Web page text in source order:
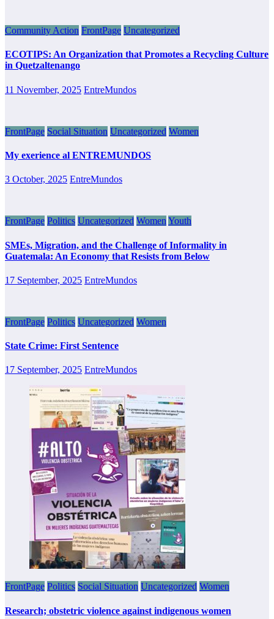
Community Action FrontPage Uncategorized
ECOTIPS: An Organization that Promotes a Recycling Culture
in Quetzaltenango
11 November, 2025 EntreMundos
FrontPage Social Situation Uncategorized Women
My exerience al ENTREMUNDOS
3 October, 2025 EntreMundos
FrontPage Politics Uncategorized Women Youth
SMEs, Migration, and the Challenge of Informality in
Guatemala: An Economy that Resists from Below
17 September, 2025 EntreMundos
FrontPage Politics Uncategorized Women
State Crime: First Sentence
17 September, 2025 EntreMundos
FrontPage Politics Social Situation Uncategorized Women
Research; obstetric violence against indigenous women